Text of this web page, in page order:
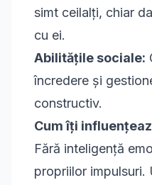
simt ceilalți, chiar
cu ei.
Abilitățile sociale:
încredere și
constructiv.
Cum îți
Fără inteligență
propriilor impulsuri.